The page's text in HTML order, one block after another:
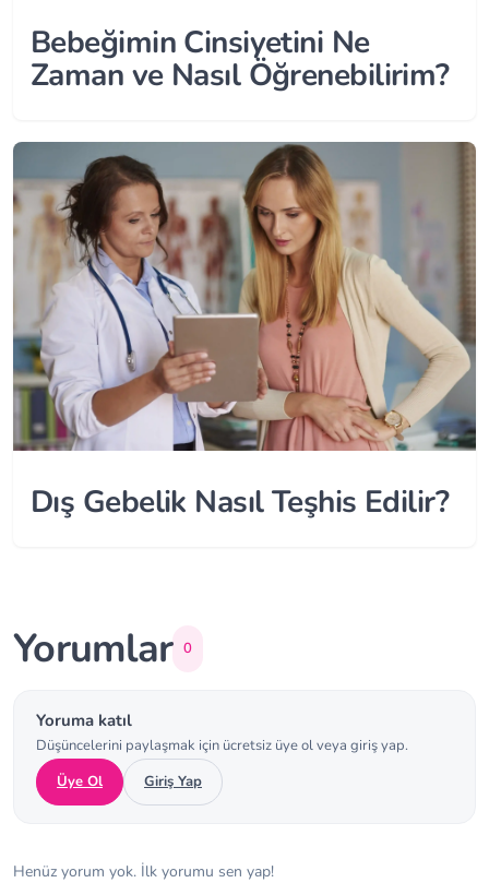
Bebeğimin Cinsiyetini Ne
Zaman ve Nasıl Öğrenebilirim?
Dış Gebelik Nasıl Teşhis Edilir?
Yorumlar 0
Yoruma katıl
Düşüncelerini paylaşmak için ücretsiz üye ol veya giriş yap.
Üye Ol
Giriş Yap
Henüz yorum yok. İlk yorumu sen yap!